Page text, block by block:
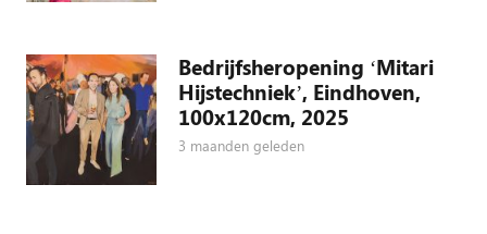
Bedrijfsheropening ‘Mitari
Hijstechniek’, Eindhoven,
100x120cm, 2025
3 maanden geleden